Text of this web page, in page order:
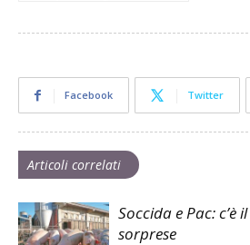
Facebook Twitter
Articoli correlati
Soccida e Pac:
sorprese